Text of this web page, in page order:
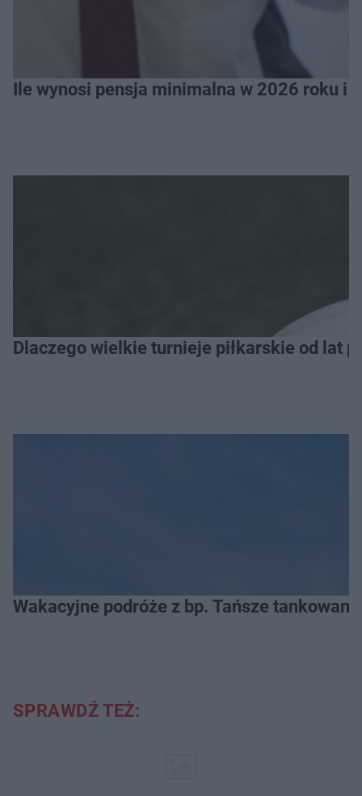
Ile wynosi pensja minimalna w 2026 roku i
Dlaczego wielkie turnieje piłkarskie od lat
Wakacyjne podróże z bp. Tańsze
SPRAWDŹ TEŻ: